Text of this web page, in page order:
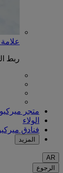
ربط
متجر
الولاء
فنادق ميركيور
المزيد
AR
الرجوع